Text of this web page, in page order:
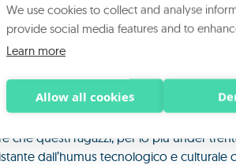
che sia quando si prestano soldi alle
“dimenticarmeli”, con la
c’è un altro elemento che appare
mio padre, che è più vicino agli 80 che
investito in titoli di Stato e azioni con
sottoscrivere un conto e a fargli
che questi ragazzi, per lo più under
dall’humus tecnologico e culturale
We use cookies to collect and analyse
provide social media features and to
Learn more
Allow all cookies